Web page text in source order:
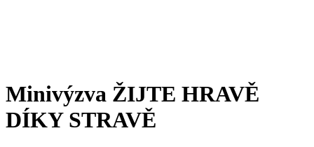
Minivýzva ŽIJTE HRAVĚ
DÍKY STRAVĚ